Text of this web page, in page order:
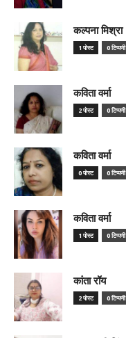
कल्पना मिश्रा
1 पोस्ट 0 टिप्पणी
कविता वर्मा
2 पोस्ट 0 टिप्पणी
कविता वर्मा
0 पोस्ट 0 टिप्पणी
कविता वर्मा
1 पोस्ट 0 टिप्पणी
कांता रॉय
2 पोस्ट 0 टिप्पणी